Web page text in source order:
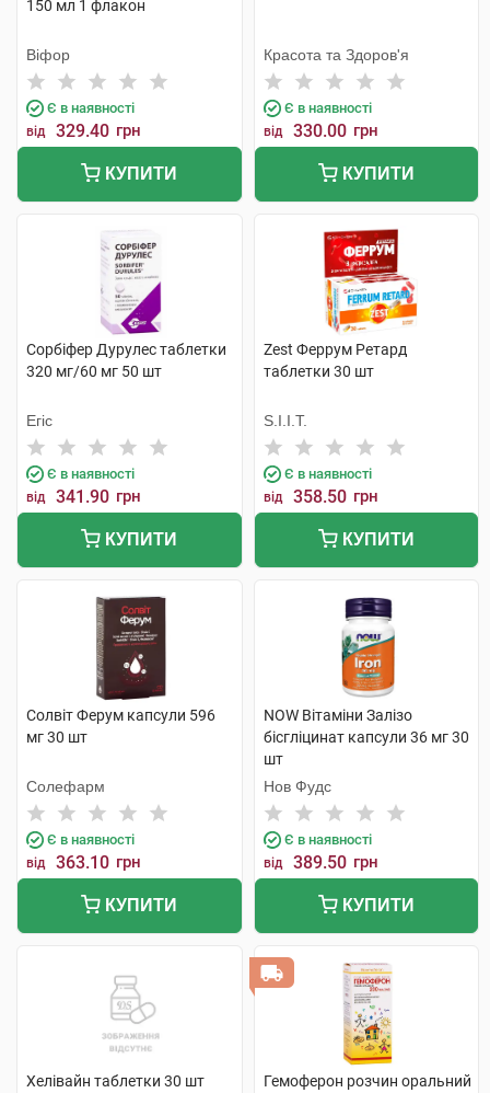
150 мл 1 флакон
Віфор
Є в наявності
від 329.40 грн
КУПИТИ
Красота та Здоров'я
Є в наявності
від 330.00 грн
КУПИТИ
Сорбіфер Дурулес таблетки
320 мг/60 мг 50 шт
Егіс
Є в наявності
від 341.90 грн
КУПИТИ
Zest Феррум Ретард
таблетки 30 шт
S.I.I.T.
Є в наявності
від 358.50 грн
КУПИТИ
Солвіт Ферум капсули 596
мг 30 шт
Солефарм
Є в наявності
від 363.10 грн
КУПИТИ
NOW Вітаміни Залізо
бісгліцинат капсули 36 мг 30
шт
Нов Фудс
Є в наявності
від 389.50 грн
КУПИТИ
Хелівайн таблетки 30 шт
Гемоферон розчин оральний